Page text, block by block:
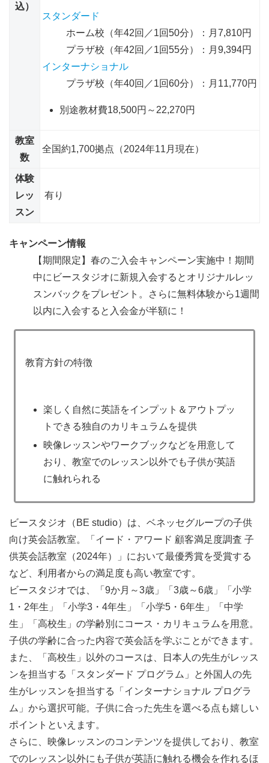
込）
スタンダード
ホーム校（年42回／1回50分）：月7,810円
プラザ校（年42回／1回55分）：月9,394円
インターナショナル
プラザ校（年40回／1回60分）：月11,770円
別途教材費18,500円～22,270円
教室
数
全国約1,700拠点（2024年11月現在）
体験
レッ
スン
有り
キャンペーン情報
【期間限定】春のご入会キャンペーン実施中！期間
中にビースタジオに新規入会すると オリジナルレッ
スンバックをプレゼント 。さらに無料体験から1週間
以内に入会すると入会金が半額に！
教育方針の特徴
楽しく自然に英語をインプット＆アウトプッ
トできる独自のカリキュラムを提供
映像レッスンやワークブックなどを用意して
おり、教室でのレッスン以外でも子供が英語
に触れられる
ビースタジオ（BE studio）は、ベネッセグループの子供
向け英会話教室。「イード・アワード 顧客満足度調査 子
供英会話教室（2024年）」において最優秀賞を受賞する
など、利用者からの満足度も高い教室です。
ビースタジオでは、「9か月～3歳」「3歳～6歳」「小学
1・2年生」「小学3・4年生」「小学5・6年生」「中学
生」「高校生」の学齢別にコース・カリキュラムを用意。
子供の学齢に合った内容で英会話を学ぶことができます。
また、「高校生」以外のコースは、
日本人の先生がレッス
ンを担当する「スタンダード プログラム」と外国人の先
生がレッスンを担当する「インターナショナル プログラ
ム」から選択可能。子供に合った先生を選べる点も嬉しい
ポイントといえます。
さらに、 映像レッスンのコンテンツを提供しており、教室
でのレッスン以外にも子供が英語に触れる機会を作れるほ